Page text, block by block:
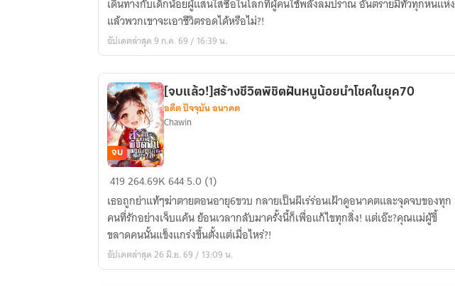
แม่
ผู้
นี้
อดีต
สุด
ยอด
นัก
ฆ่า
เดินทางกับเด็กน้อยผู้แสนใสซื่อในโลกที่ผู้คนใช้พลังลมปราณ อันตรายมีทั่วทุกหนแห่ง
แล้วพวกเขาจะเอาชีวิตรอดได้หรือไม่?!
อัปเดตล่าสุด 9 ก.ค. 69 / 16:39 น.
[จบ
แล้ว!]สร้าง
ชีวิต
พิชิต
ฝัน
หนู
จบ
[จบแล้ว!]สร้างชีวิตพิชิตฝันหนูน้อยนำโชคในยุค70
อดีต ปัจจุบัน อนาคต
Chawin
419264.69K6445.0 (1)
เธอถูกย่าแท้ๆฆ่าตายตอนอายุ6ขวบ กลายเป็นผีเร่ร่อนเฝ้าดูอนาคตและจุดจบของทุก
คนที่รักอย่างเจ็บแค้น ย้อนเวลากลับมาครั้งนี้ก็เพื่อแก้ไขทุกสิ่ง! แต่เอ๊ะ?คุณแม่ผู้ขี้
ขลาดคนนั้นแข็งแกร่งขึ้นตั้งแต่เมื่อไหร่?!
อัปเดตล่าสุด 26 มิ.ย. 69 / 13:09 น.